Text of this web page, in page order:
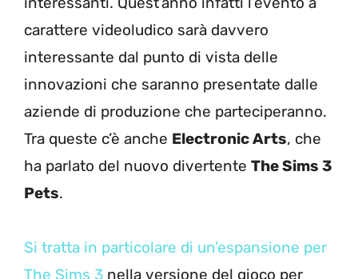
carattere videoludico sarà davvero
interessante dal punto di vista delle
innovazioni che saranno presentate dalle
aziende di produzione che parteciperanno.
Tra queste c’è anche Electronic Arts, che
ha parlato del nuovo divertente The Sims 3
Pets.
Si tratta in particolare di un’espansione per
The Sims 3 nella versione del gioco per